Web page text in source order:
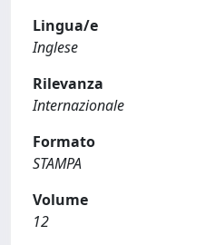
Lingua/e
Inglese
Rilevanza
Internazionale
Formato
STAMPA
Volume
12